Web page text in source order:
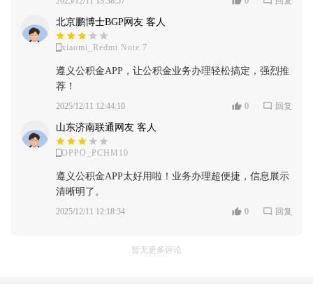
北京鹏博士BGP网友 客人
xiaomi_Redmi Note 7
遵义公积金APP，让公积金业务办理轻松搞定，强烈推
荐！
2025/12/11 12:44:10 0 回复
山东济南联通网友 客人
OPPO_PCHM10
遵义公积金APP太好用啦！业务办理超便捷，信息展示
清晰明了。
2025/12/11 12:18:34 0 回复
暂无更多评论